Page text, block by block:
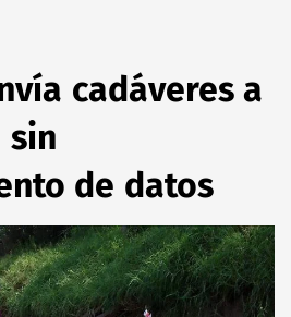
cadáveres a
sin
de datos